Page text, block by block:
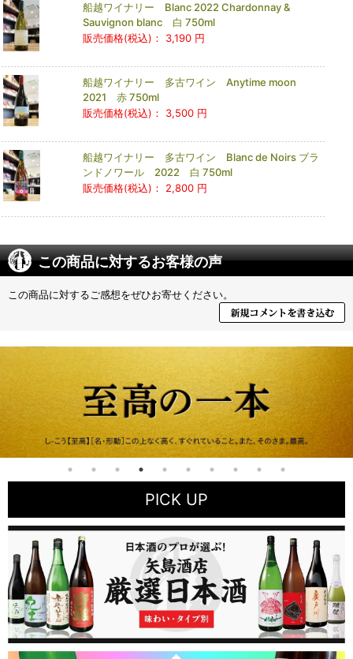
船越ワイナリー Blanc 2022 Chardonnay &
Sauvignon blanc 白 750ml
販売価格(税込)：
3,190 円
船越ワイナリー 多古ワイン Anytime moon
2021 赤 750ml
販売価格(税込)：
3,500 円
船越ワイナリー 多古ワイン Blanc de Noirs ブラ
ンドノワール 2022 白 750ml
販売価格(税込)：
2,800 円
この商品に対するお客様の声
この商品に対するご感想をぜひお寄せください。
PICK UP